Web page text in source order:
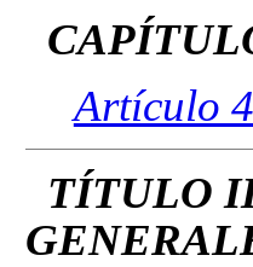
Artículo
TÍTULO